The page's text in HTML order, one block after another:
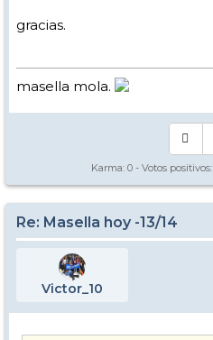
gracias.
masella mola.
Karma: 0 - Votos positivos:
Re: Masella hoy -13/14
Victor_10